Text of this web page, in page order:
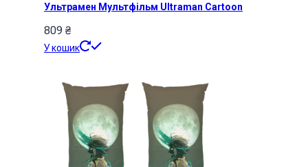
Ультрамен Мультфільм Ultraman Cartoon
809 ₴
У кошик